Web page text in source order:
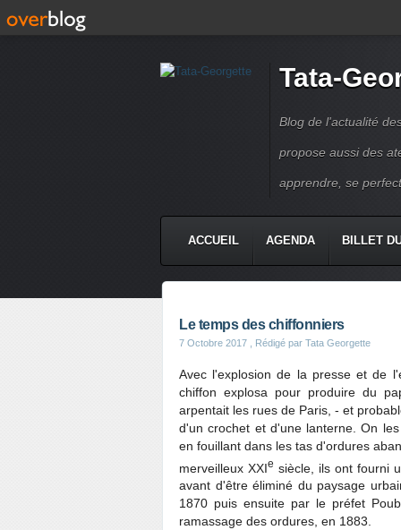
Tata-
Blog de l'actualité
propose aussi des
apprendre, se
ACCUEIL AGENDA BILLET
Le temps des chiffonniers
7 Octobre 2017 , Rédigé par Tata Georgette
Avec l'explosion de la presse et de
chiffon explosa pour produire du
arpentait les rues de Paris, - et
d'un crochet et d'une lanterne. On
en fouillant dans les tas d'ordures
merveilleux XXIe siècle, ils ont fourni
avant d'être éliminé du paysage
1870 puis ensuite par le préfet
ramassage des ordures, en 1883.